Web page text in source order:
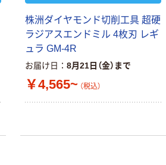
株洲ダイヤモンド切削工具 超硬
ラジアスエンドミル 4枚刃 レギ
ュラ GM-4R
お届け日 8月21日（金）まで
￥4,565~ （税込）